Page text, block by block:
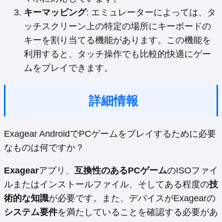
キーマッピング: エミュレーターによっては、タ
ッチスクリーン上の特定の場所にキーボードの
キーを割り当てる機能があります。この機能を
利用すると、タッチ操作でも比較的快適にゲー
ムをプレイできます。
詳細情報
Exagear AndroidでPCゲームをプレイするために必要
なものは何ですか？
Exagearアプリ、 互換性のあるPCゲームのISOファイ
ルまたはインストールファイル、そしてある程度の技
術的な知識が必要です。また、デバイスがExagearの
システム要件を満たしていることを確認する必要があ